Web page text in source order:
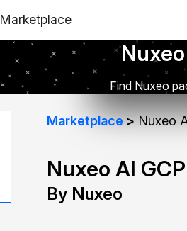
Marketplace
Find Nuxeo
Marketplace Nuxeo
Nuxeo AI
By Nuxeo